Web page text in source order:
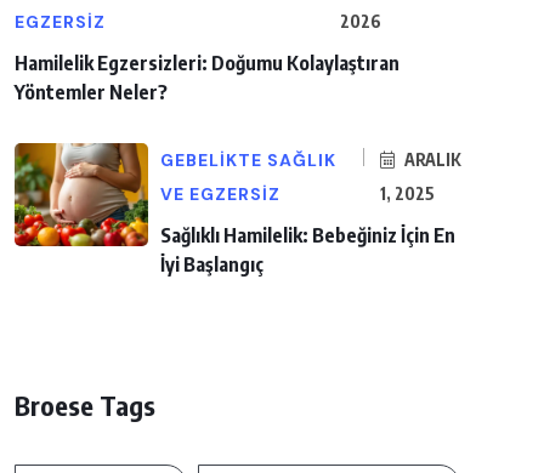
EGZERSIZ
2026
Hamilelik Egzersizleri: Doğumu Kolaylaştıran
Yöntemler Neler?
GEBELIKTE SAĞLIK
VE EGZERSIZ
ARALIK
1, 2025
Sağlıklı Hamilelik: Bebeğiniz İçin En
İyi Başlangıç
Broese Tags